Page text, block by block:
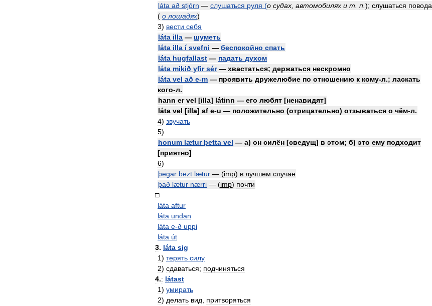
láta að stjórn — слушаться руля (о судах автомобилях и т п ); слушаться повода
( о лошадях)
3) вести себя
láta illa — шуметь
láta illa í svefni — беспокойно спать
láta hugfallast — падать духом
láta mikið yfir sér— хвастаться; держаться нескромно
láta vel að e-m — проявить дружелюбие по отношению к кому-л.; ласкать
кого-л.
hann er vel [illa] látinn — его любят [ненавидят]
láta vel [illa] af e-u — положительно (отрицательно) отзываться о чём-л.
4) звучать
5)
honum lætur þetta vel — а) он силён [сведущ] в этом; б) это ему подходит
[приятно]
6)
þegar bezt lætur — (imp) в лучшем случае
það lætur nærri — (imp) почти
□
láta aftur
láta undan
láta e-ð uppi
láta út
3. láta sig
1) терять силу
2) сдаваться; подчиняться
4.: látast
1) умирать
2) делать вид
притворяться